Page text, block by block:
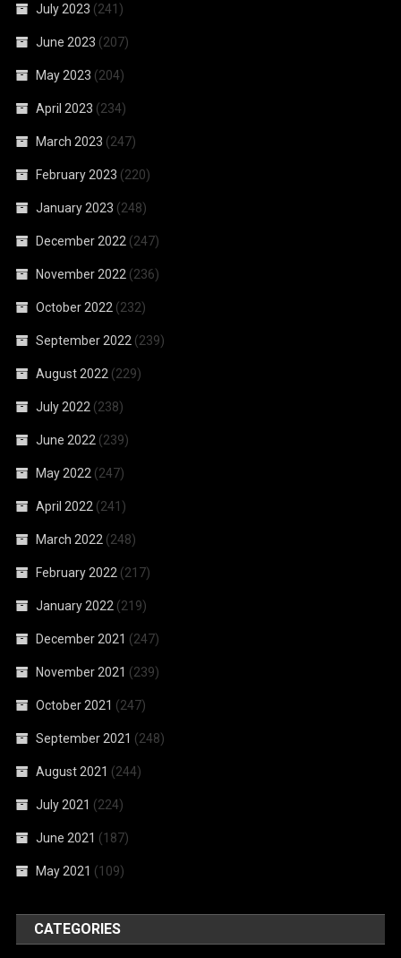
July 2023 (241)
June 2023 (207)
May 2023 (204)
April 2023 (234)
March 2023 (247)
February 2023 (220)
January 2023 (248)
December 2022 (247)
November 2022 (236)
October 2022 (232)
September 2022 (239)
August 2022 (229)
July 2022 (238)
June 2022 (239)
May 2022 (247)
April 2022 (241)
March 2022 (248)
February 2022 (217)
January 2022 (219)
December 2021 (247)
November 2021 (239)
October 2021 (247)
September 2021 (248)
August 2021 (244)
July 2021 (224)
June 2021 (187)
May 2021 (109)
CATEGORIES